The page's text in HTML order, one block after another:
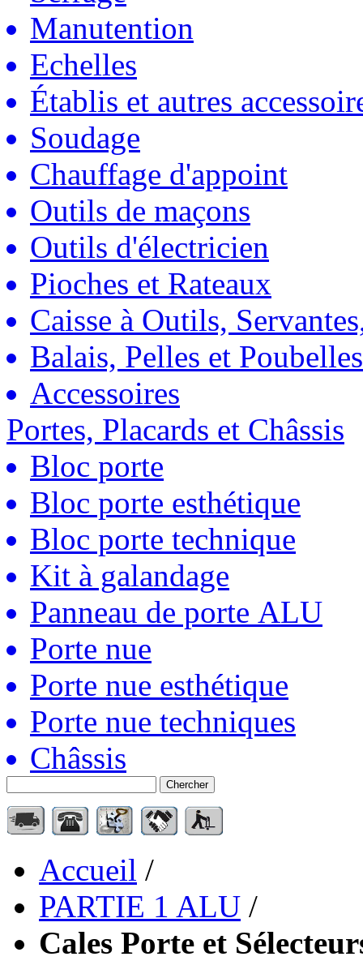
Manutention
Echelles
Établis et autres
Soudage
Chauffage d'appoint
Outils de maçons
Outils d'électricien
Pioches et Rateaux
Caisse à Outils,
Balais, Pelles et Poubelles
Accessoires
Portes, Placards et Châssis
Bloc porte
Bloc porte esthétique
Bloc porte technique
Kit à galandage
Panneau de porte ALU
Porte nue
Porte nue esthétique
Porte nue techniques
Châssis
Chercher
Accueil /
PARTIE 1 ALU /
Cales Porte et